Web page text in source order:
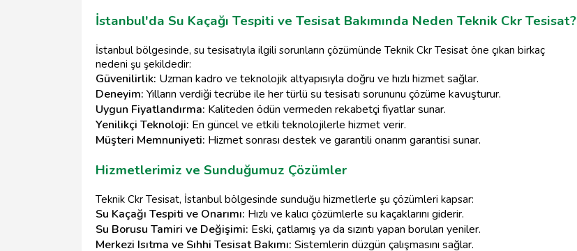
İstanbul'da Su Kaçağı Tespiti ve Tesisat Bakımında Neden Teknik Ckr Tesisat?
İstanbul bölgesinde, su tesisatıyla ilgili sorunların çözümünde Teknik Ckr Tesisat öne çıkan birkaç
nedeni şu şekildedir:
Güvenilirlik: Uzman kadro ve teknolojik altyapısıyla doğru ve hızlı hizmet sağlar.
Deneyim: Yılların verdiği tecrübe ile her türlü su tesisatı sorununu çözüme kavuşturur.
Uygun Fiyatlandırma: Kaliteden ödün vermeden rekabetçi fiyatlar sunar.
Yenilikçi Teknoloji: En güncel ve etkili teknolojilerle hizmet verir.
Müşteri Memnuniyeti: Hizmet sonrası destek ve garantili onarım garantisi sunar.
Hizmetlerimiz ve Sunduğumuz Çözümler
Teknik Ckr Tesisat, İstanbul bölgesinde sunduğu hizmetlerle şu çözümleri kapsar:
Su Kaçağı Tespiti ve Onarımı: Hızlı ve kalıcı çözümlerle su kaçaklarını giderir.
Su Borusu Tamiri ve Değişimi: Eski, çatlamış ya da sızıntı yapan boruları yeniler.
Merkezi Isıtma ve Sıhhi Tesisat Bakımı: Sistemlerin düzgün çalışmasını sağlar.